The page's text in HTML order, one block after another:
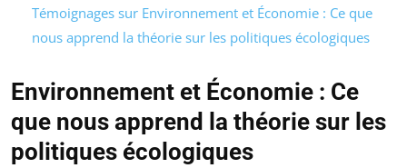
Témoignages sur Environnement et Économie : Ce que
nous apprend la théorie sur les politiques écologiques
Environnement et Économie : Ce
que nous apprend la théorie sur les
politiques écologiques